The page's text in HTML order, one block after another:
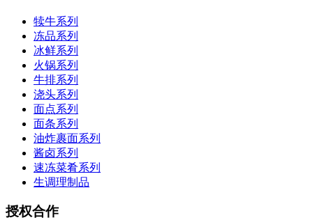
犊牛系列
冻品系列
冰鲜系列
火锅系列
牛排系列
浇头系列
面点系列
面条系列
油炸裹面系列
酱卤系列
速冻菜肴系列
生调理制品
授权合作